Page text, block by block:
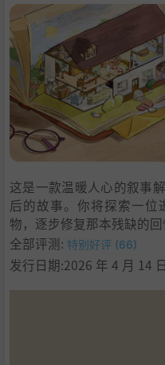
1.评测
. 关于此游戏
3
细心清理房屋
4
轻松惬意的打包解谜
5
修复至亲的回忆录
6.主要特色
7.系统需求
8.支持作者
这是一款温暖人心的叙事
后的故事。你将探索一
物，逐步修复那本残缺的回
全部评测: 特别好评 (66)
发行日期:2026 年 4 月 14 日